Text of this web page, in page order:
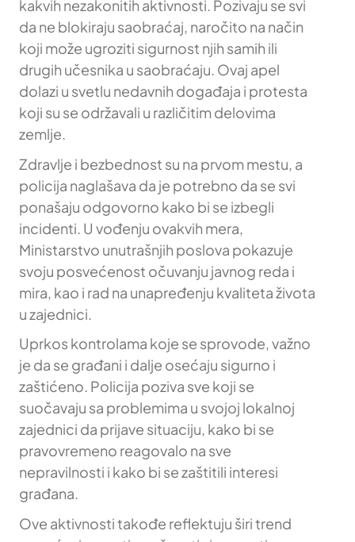
kakvih nezakonitih aktivnosti. Pozivaju se svi
da ne blokiraju saobraćaj, naročito na način
koji može ugroziti sigurnost njih samih ili
drugih učesnika u saobraćaju. Ovaj apel
dolazi u svetlu nedavnih događaja i protesta
koji su se održavali u različitim delovima
zemlje.
Zdravlje i bezbednost su na prvom mestu, a
policija naglašava da je potrebno da se svi
ponašaju odgovorno kako bi se izbegli
incidenti. U vođenju ovakvih mera,
Ministarstvo unutrašnjih poslova pokazuje
svoju posvećenost očuvanju javnog reda i
mira, kao i rad na unapređenju kvaliteta života
u zajednici.
Uprkos kontrolama koje se sprovode, važno
je da se građani i dalje osećaju sigurno i
zaštićeno. Policija poziva sve koji se
suočavaju sa problemima u svojoj lokalnoj
zajednici da prijave situaciju, kako bi se
pravovremeno reagovalo na sve
nepravilnosti i kako bi se zaštitili interesi
građana.
Ove aktivnosti takođe reflektuju širi trend